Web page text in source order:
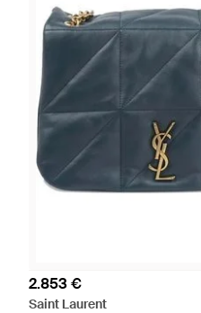
2.853 €
Saint Laurent